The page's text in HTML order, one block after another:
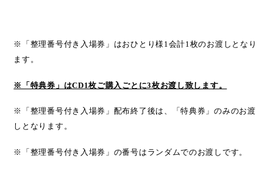
※「整理番号付き入場券」はおひとり様1会計1枚のお渡しとなり
ます。
※「特典券」はCD1枚ご購入ごとに3枚お渡し致します。
※「整理番号付き入場券」配布終了後は、「特典券」のみのお渡
しとなります。
※「整理番号付き入場券」の番号はランダムでのお渡しです。